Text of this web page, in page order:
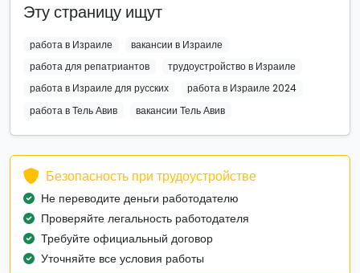
Эту страницу ищут
работа в Израиле
вакансии в Израиле
работа для репатриантов
трудоустройство в Израиле
работа в Израиле для русских
работа в Израиле 2024
работа в Тель Авив
вакансии Тель Авив
Безопасность при трудоустройстве
Не переводите деньги работодателю
Проверяйте легальность работодателя
Требуйте официальный договор
Уточняйте все условия работы